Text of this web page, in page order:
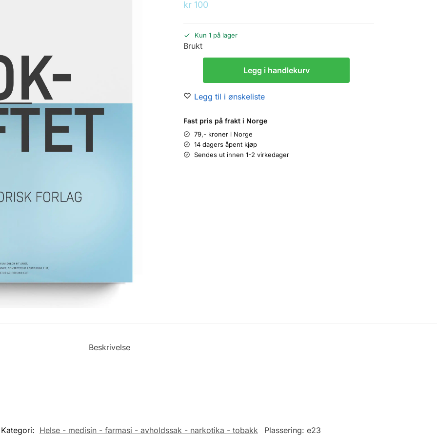
kr 100
Kun 1 på lager
Brukt
Legg i handlekurv
Legg til i ønskeliste
Fast pris på frakt i Norge
79,- kroner i Norge
14 dagers åpent kjøp
Sendes ut innen 1-2 virkedager
Beskrivelse
Kategori: Helse - medisin - farmasi - avholdssak - narkotika - tobakk Plassering: e23